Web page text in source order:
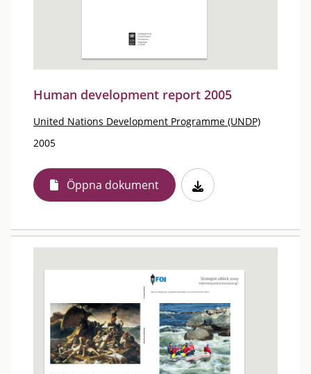
Human development report 2005
United Nations Development Programme (UNDP)
2005
Öppna dokument